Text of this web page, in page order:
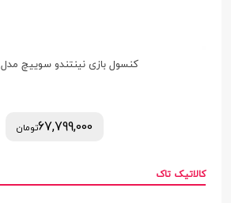
کنسول بازی نینتندو سوییچ مدل OLED
67,799,000تومان
کالاتیک تاک